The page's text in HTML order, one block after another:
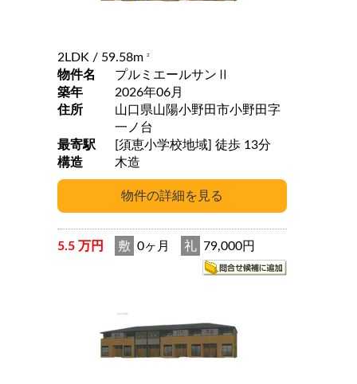
2LDK / 59.58m 2
物件名
プルミエールサンⅡ
築年
2026年06月
住所
山口県山陽小野田市小野田字
一ノ台
最寄駅
[須恵小学校地域] 徒歩 13分
構造
木造
5.5 万円 敷 0ヶ月 礼 79,000円